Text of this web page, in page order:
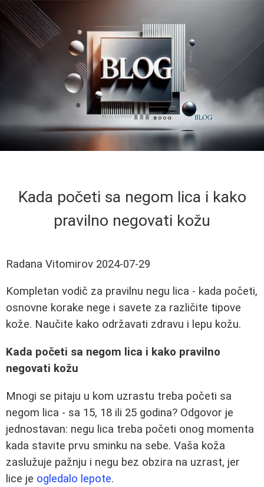
Kada početi sa negom lica i kako
pravilno negovati kožu
Radana Vitomirov 2024-07-29
Kompletan vodič za pravilnu negu lica - kada početi,
osnovne korake nege i savete za različite tipove
kože. Naučite kako održavati zdravu i lepu kožu.
Kada početi sa negom lica i kako pravilno
negovati kožu
Mnogi se pitaju u kom uzrastu treba početi sa
negom lica - sa 15, 18 ili 25 godina? Odgovor je
jednostavan: negu lica treba početi onog momenta
kada stavite prvu sminku na sebe. Vaša koža
zaslužuje pažnju i negu bez obzira na uzrast, jer
lice je ogledalo lepote.